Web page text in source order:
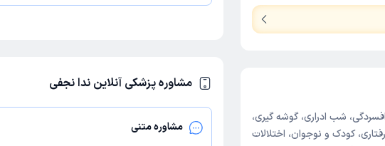
مشاوره پزشکی آنلاین ندا نجفی
مشاوره متنی
شب ادراری، گوشه گیری،
کودک و نوجوان، اختلالات